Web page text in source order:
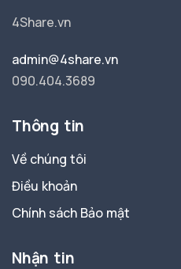
4Share.vn
admin@4share.vn
090.404.3689
Thông tin
Về chúng tôi
Điều khoản
Chính sách Bảo mật
Nhận tin